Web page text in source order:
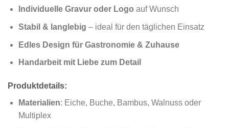
Individuelle Gravur oder Logo auf Wunsch
Stabil & langlebig – ideal für den täglichen Einsatz
Edles Design für Gastronomie & Zuhause
Handarbeit mit Liebe zum Detail
Produktdetails:
Materialien: Eiche, Buche, Bambus, Walnuss oder
Multiplex